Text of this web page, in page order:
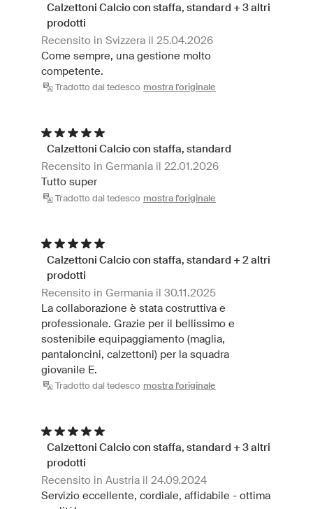
Calzettoni Calcio con staffa, standard + 3 altri
prodotti
Recensito in Svizzera il 25.04.2026
Come sempre, una gestione molto
competente.
Tradotto dal tedesco mostra l'originale
Calzettoni Calcio con staffa, standard
Recensito in Germania il 22.01.2026
Tutto super
Tradotto dal tedesco mostra l'originale
Calzettoni Calcio con staffa, standard + 2 altri
prodotti
Recensito in Germania il 30.11.2025
La collaborazione è stata costruttiva e
professionale. Grazie per il bellissimo e
sostenibile equipaggiamento (maglia,
pantaloncini, calzettoni) per la squadra
giovanile E.
Tradotto dal tedesco mostra l'originale
Calzettoni Calcio con staffa, standard + 3 altri
prodotti
Recensito in Austria il 24.09.2024
Servizio eccellente, cordiale, affidabile - ottima